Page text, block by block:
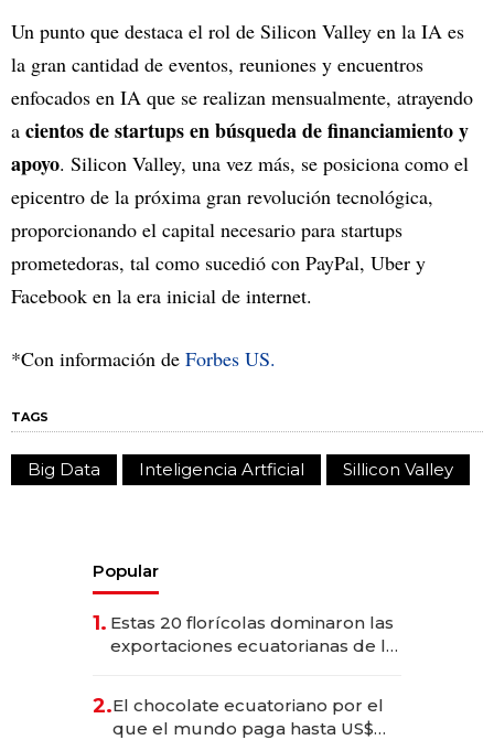
Un punto que destaca el rol de Silicon Valley en la IA es
la gran cantidad de eventos, reuniones y encuentros
enfocados en IA que se realizan mensualmente, atrayendo
a cientos de startups en búsqueda de financiamiento y
apoyo. Silicon Valley, una vez más, se posiciona como el
epicentro de la próxima gran revolución tecnológica,
proporcionando el capital necesario para startups
prometedoras, tal como sucedió con PayPal, Uber y
Facebook en la era inicial de internet.
*Con información de Forbes US.
TAGS
Big Data Inteligencia Artficial Sillicon Valley
Popular
1. Estas 20 florícolas dominaron las
exportaciones ecuatorianas de la
2.El chocolate ecuatoriano por el
que el mundo paga hasta US$